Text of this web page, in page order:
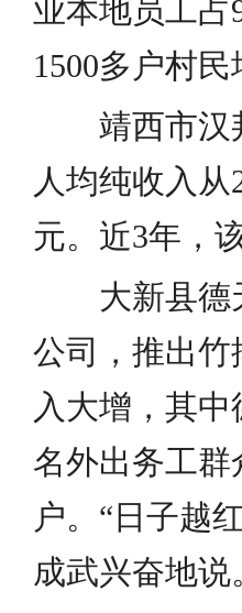
业本地员工占
1500多户村
靖西市汉
人均纯收入从
元。近3年，
大新县
公司，推出
入大增，其
名外出务工群
户。“日子越
成武兴奋地说